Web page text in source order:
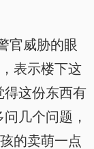
官威胁的眼
表示楼下这
得这份东西有
几个问题，
的卖萌一点